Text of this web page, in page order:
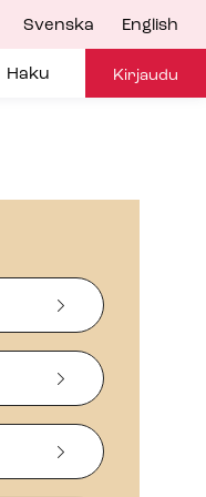
Svenska English
Haku Kirjaudu